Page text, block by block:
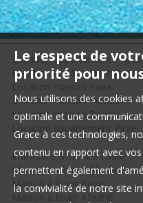
Location appartement
Location appartement
Location maison Faaa
Location maison Punaauia
Location maison Papara
Location appartement Pirae
Immeuble à vendre Faaa
Maison à vendre Afaahiti
Maison à louer Paea
Le respect de
priorité pour
Nous utilisons des cookies
optimale et une
Grace à ces technologies,
contenu en rapport avec
permettent également
la convivialité de notre site